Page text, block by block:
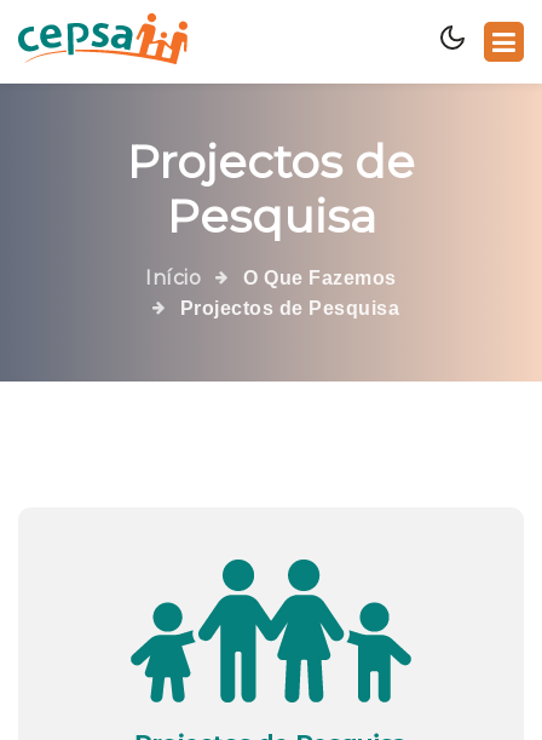
Projectos de
Pesquisa
Início
O Que Fazemos
Projectos de Pesquisa